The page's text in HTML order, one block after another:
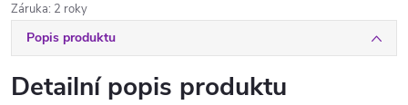
Záruka: 2 roky
Popis produktu
Detailní popis produktu